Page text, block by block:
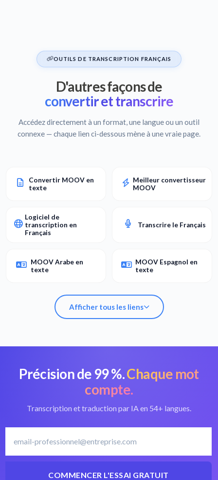
OUTILS DE TRANSCRIPTION FRANÇAIS
D'autres façons de
convertir et transcrire
Accédez directement à un format, une langue ou un outil
connexe — chaque lien ci-dessous mène à une vraie page.
Convertir MOOV en
texte
Meilleur convertisseur
MOOV
Logiciel de
transcription en
Français
Transcrire le Français
MOOV Arabe en
texte
MOOV Espagnol en
texte
Afficher tous les liens
Convertir MOOV en
texte
Meilleur convertisseur
MOOV
Logiciel de
transcription en
Transcrire le Français
Précision de 99 %.Chaque mot
compte.
Transcription et traduction par IA en 54+ langues.
COMMENCER L'ESSAI GRATUIT